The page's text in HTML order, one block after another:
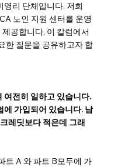
영리 단체입니다. 저희
노인 지원 센터를 운영
제공합니다. 이 칼럼에서
한 질문을 공유하고자 합
여전히 일하고 있습니다.
에 가입되어 있습니다. 남
레딧보다 적은데 그래
트 A 와 파트 B모두에 가